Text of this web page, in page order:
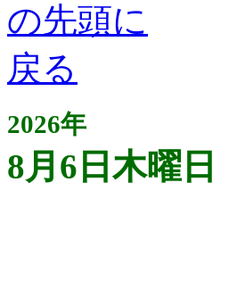
2026年
8月6日木曜日